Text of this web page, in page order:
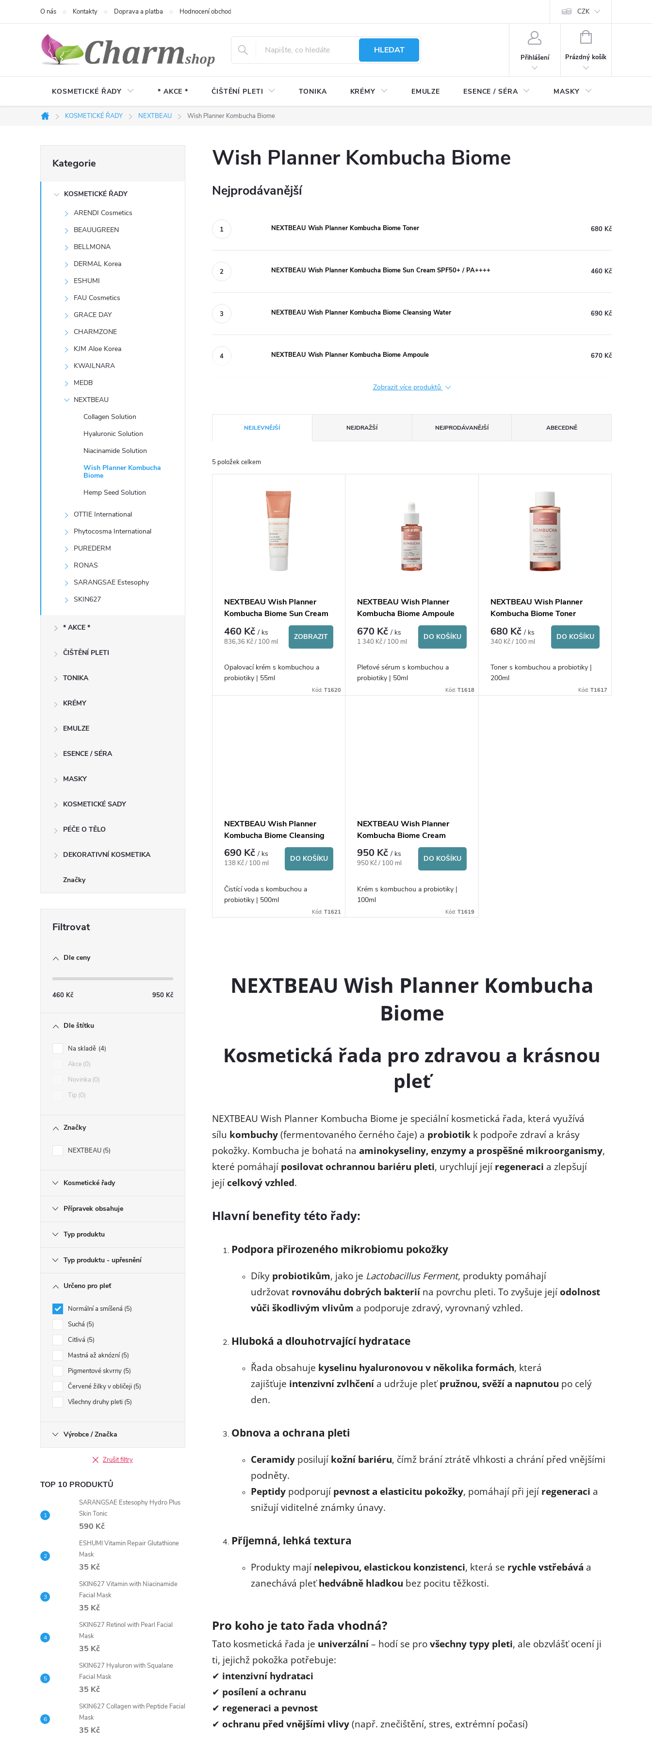
O nás Kontakty Doprava a platba Hodnocení obchodu CZK
HLEDAT
Přihlášení
NÁKUPNÍ
Prázdný košík
KOSMETICKÉ ŘADY * AKCE * ČIŠTĚNÍ PLETI TONIKA KRÉMY EMULZE ESENCE / SÉRA MASKY
Domů
KOSMETICKÉ ŘADY NEXTBEAU Wish Planner Kombucha Biome
o
kategorie
Kategorie
KOSMETICKÉ ŘADY
ARENDI Cosmetics
BEAUUGREEN
BELLMONA
DERMAL Korea
ESHUMI
FAU Cosmetics
GRACE DAY
CHARMZONE
KJM Aloe Korea
KWAILNARA
MEDB
NEXTBEAU
Collagen Solution
Hyaluronic Solution
Niacinamide Solution
Wish Planner Kombucha
Biome
Hemp Seed Solution
OTTIE International
Phytocosma International
PUREDERM
RONAS
SARANGSAE Estesophy
SKIN627
* AKCE *
ČIŠTĚNÍ PLETI
TONIKA
KRÉMY
EMULZE
ESENCE / SÉRA
MASKY
KOSMETICKÉ SADY
PÉČE O TĚLO
DEKORATIVNÍ KOSMETIKA
Značky
Dle ceny
460 Kč 950 Kč
Dle štítku
Na skladě 4
Akce 0
Novinka 0
Tip 0
Značky
NEXTBEAU 5
Kosmetické řady
Přípravek obsahuje
Typ produktu
Typ produktu - upřesnění
Určeno pro pleť
Normální a smíšená 5
Suchá 5
Citlivá 5
Mastná až aknózní 5
Pigmentové skvrny 5
Červené žilky v obličeji 5
Všechny druhy pleti 5
Výrobce / Značka
Zrušit filtry
TOP 10 PRODUKTŮ
SARANGSAE Estesophy Hydro Plus
Skin Tonic
590 Kč
ESHUMI Vitamin Repair Glutathione
Mask
35 Kč
SKIN627 Vitamin with Niacinamide
Facial Mask
35 Kč
SKIN627 Retinol with Pearl Facial
Mask
35 Kč
SKIN627 Hyaluron with Squalane
Facial Mask
35 Kč
SKIN627 Collagen with Peptide Facial
Mask
35 Kč
Wish Planner Kombucha Biome
Nejprodávanější
NEXTBEAU Wish Planner Kombucha Biome Toner 680 Kč
NEXTBEAU Wish Planner Kombucha Biome Sun Cream SPF50+ / PA++++ 460 Kč
NEXTBEAU Wish Planner Kombucha Biome Cleansing Water 690 Kč
NEXTBEAU Wish Planner Kombucha Biome Ampoule 670 Kč
Zobrazit více produktů
a
z
k
NEJLEVNĚJŠÍ NEJDRAŽŠÍ NEJPRODÁVANĚJŠÍ ABECEDNĚ
5 položek celkem
u
NEXTBEAU Wish Planner
Kombucha Biome Sun Cream
SPF50+ / PA++++
460 Kč/ ks
Měrná
836,36 Kč / 100 ml
ZOBRAZIT
Opalovací krém s kombuchou a
probiotiky | 55ml
Kód:T1620
NEXTBEAU Wish Planner
Kombucha Biome Ampoule
670 Kč/ ks
Měrná
1 340 Kč / 100 ml
DO KOŠÍKU
Pleťové sérum s kombuchou a
probiotiky | 50ml
Kód: T1618
NEXTBEAU Wish Planner
Kombucha Biome Toner
680 Kč/ ks
Měrná
340 Kč / 100 ml
DO KOŠÍKU
Toner s kombuchou a probiotiky |
200ml
Kód: T1617
NEXTBEAU Wish Planner
Kombucha Biome Cleansing
Water
690 Kč/ ks
Měrná
138 Kč / 100 ml
DO KOŠÍKU
Čistící voda s kombuchou a
probiotiky | 500ml
Kód:T1621
NEXTBEAU Wish Planner
Kombucha Biome Cream
950 Kč/ ks
Měrná
950 Kč / 100 ml
DO KOŠÍKU
Krém s kombuchou a probiotiky |
100ml
Kód: T1619
r
v
k
y
v
ý
NEXTBEAU Wish Planner Kombucha
Biome
Kosmetická řada pro zdravou a krásnou
pleť
NEXTBEAU Wish Planner Kombucha Biome je speciální kosmetická řada, která využívá
sílu kombuchy (fermentovaného černého čaje) a probiotik k podpoře zdraví a krásy
pokožky. Kombucha je bohatá na aminokyseliny, enzymy a prospěšné mikroorganismy,
které pomáhají posilovat ochrannou bariéru pleti, urychlují její regeneraci a zlepšují
její celkový vzhled.
Hlavní benefity této řady:
Podpora přirozeného mikrobiomu pokožky
Díky probiotikům, jako je Lactobacillus Ferment, produkty pomáhají
udržovat rovnováhu dobrých bakteriína povrchu pleti. To zvyšuje její odolnost
vůči škodlivým vlivům a podporuje zdravý, vyrovnaný vzhled.
Hluboká a dlouhotrvající hydratace
Řada obsahuje kyselinu hyaluronovou v několika formách, která
zajišťuje intenzivní zvlhčenía udržuje pleťpružnou, svěží a napnutou po celý
den.
Obnova a ochrana pleti
Ceramidy posilují kožní bariéru, čímž brání ztrátě vlhkosti a chrání před vnějšími
podněty.
Peptidy podporují pevnost a elasticitu pokožky, pomáhají při její regeneraci a
snižují viditelné známky únavy.
Příjemná, lehká textura
Produkty mají nelepivou, elastickou konzistenci, která se rychle vstřebává a
zanechává pleťhedvábně hladkou bez pocitu těžkosti.
Pro koho je tato řada vhodná?
Tato kosmetická řada je univerzální– hodí se pro všechny typy pleti, ale obzvlášť ocení ji
ti, jejichž pokožka potřebuje:
✔ intenzivní hydrataci
✔ posílení a ochranu
✔ regeneraci a pevnost
✔ ochranu před vnějšími vlivy (např. znečištění, stres, extrémní počasí)